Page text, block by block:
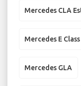
Mercedes CLA
Mercedes E
Mercedes GLA